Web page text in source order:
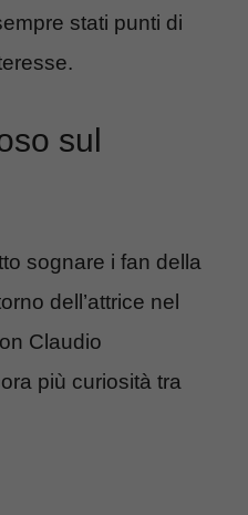
stati punti di
sul
sognare i fan della
dell’attrice nel
Claudio
più curiosità tra